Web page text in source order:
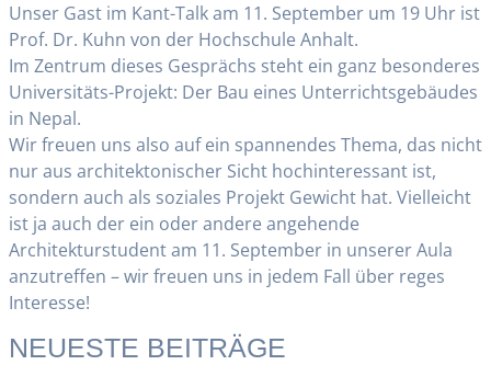
Unser Gast im Kant-Talk am 11. September um 19 Uhr ist
Prof. Dr. Kuhn von der Hochschule Anhalt.
Im Zentrum dieses Gesprächs steht ein ganz besonderes
Universitäts-Projekt: Der Bau eines Unterrichtsgebäudes
in Nepal.
Wir freuen uns also auf ein spannendes Thema, das nicht
nur aus architektonischer Sicht hochinteressant ist,
sondern auch als soziales Projekt Gewicht hat. Vielleicht
ist ja auch der ein oder andere angehende
Architekturstudent am 11. September in unserer Aula
anzutreffen – wir freuen uns in jedem Fall über reges
Interesse!
NEUESTE BEITRÄGE